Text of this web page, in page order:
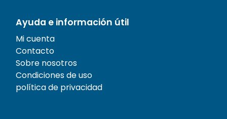
Ayuda e información útil
Mi cuenta
Contacto
Sobre nosotros
Condiciones de uso
política de privacidad